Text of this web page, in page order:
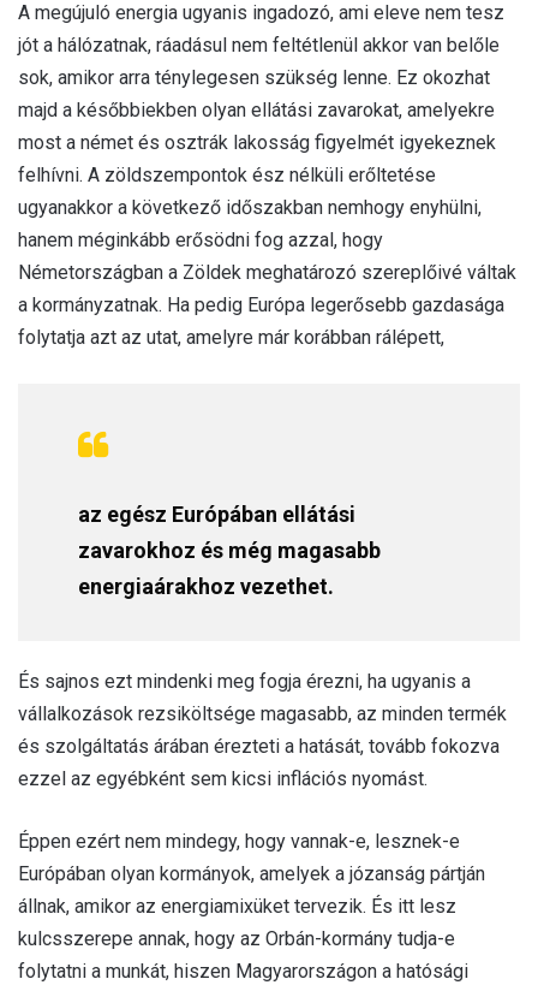
A megújuló energia ugyanis ingadozó, ami eleve nem tesz
jót a hálózatnak, ráadásul nem feltétlenül akkor van belőle
sok, amikor arra ténylegesen szükség lenne. Ez okozhat
majd a későbbiekben olyan ellátási zavarokat, amelyekre
most a német és osztrák lakosság figyelmét igyekeznek
felhívni. A zöldszempontok ész nélküli erőltetése
ugyanakkor a következő időszakban nemhogy enyhülni,
hanem méginkább erősödni fog azzal, hogy
Németországban a Zöldek meghatározó szereplőivé váltak
a kormányzatnak. Ha pedig Európa legerősebb gazdasága
folytatja azt az utat, amelyre már korábban rálépett,
az egész Európában ellátási
zavarokhoz és még magasabb
energiaárakhoz vezethet.
És sajnos ezt mindenki meg fogja érezni, ha ugyanis a
vállalkozások rezsiköltsége magasabb, az minden termék
és szolgáltatás árában érezteti a hatását, tovább fokozva
ezzel az egyébként sem kicsi inflációs nyomást.
Éppen ezért nem mindegy, hogy vannak-e, lesznek-e
Európában olyan kormányok, amelyek a józanság pártján
állnak, amikor az energiamixüket tervezik. És itt lesz
kulcsszerepe annak, hogy az Orbán-kormány tudja-e
folytatni a munkát, hiszen Magyarországon a hatósági